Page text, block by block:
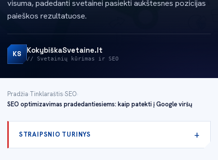
visuma, padedanti svetainei pasiekti aukštesnes pozicijas
paieškos rezultatuose.
KS KokybiškaSvetaine.lt
// Svetainių kūrimas ir SEO
Pradžia Tinklaraštis SEO
SEO optimizavimas pradedantiesiems: kaip patekti į Google viršų
STRAIPSNIO TURINYS